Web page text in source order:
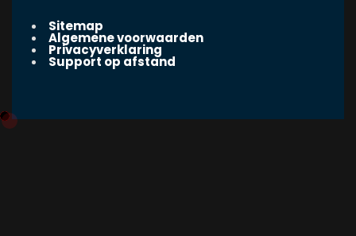
Sitemap
Algemene voorwaarden
Privacyverklaring
Support op afstand